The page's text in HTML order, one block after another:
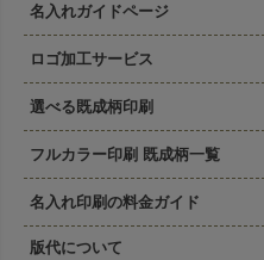
名入れガイドページ
ロゴ加工サービス
選べる既成柄印刷
フルカラー印刷 既成柄一覧
名入れ印刷の料金ガイド
版代について